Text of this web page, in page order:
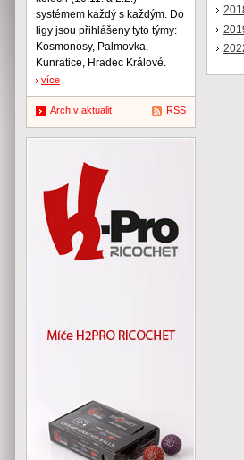
systémem každý s každým. Do
ligy jsou přihlášeny tyto týmy:
Kosmonosy, Palmovka,
Kunratice, Hradec Králové.
více
Archív aktualit RSS